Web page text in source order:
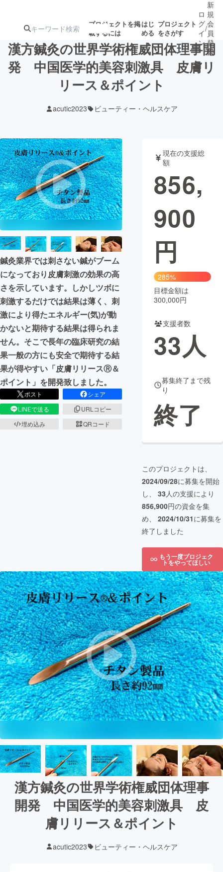
プロジェクトを掲
載するには
はじ
める
プロジェクト
をさがす
注目のリ 注目の新着プロ募集終了が近いプ
テクノロジー・ガジェット
映像・映画 書籍・雑誌
ビジネス・起業 チャレンジ
まちづくり・地域活性化
CAMPFIRE for Social Good
CAMPFIRE Creation
CAMPFIREふるさと納税machi-ya コミュニティ
ロ
グ
イ
ン
/
新
規
会
員
登
録
漢方鍼灸の世界学術権威団体理事開
発 中国医学的美容刺激具 皮膚リ
リース＆ポイント
acutic2023 ビューティー・ヘルスケア
鍼灸業界では刺さない鍼がブーム
になっており皮膚刺激の効果の高
さを示しています。しかしツボに
刺激するだけでは結果は薄く、刺
激により得たエネルギー(気)が動
かないと期待する結果は得られま
せん。そこで長年の臨床研究の結
果一般の方にも安全で期待する結
果が得やすい「皮膚リリースⓇ＆
ポイント」を開発致しました。
ポスト
シェア
LINEで送る
URLコピー
埋め込み
QRコード
現在の支援総
額
856,
900
円
285%
目標金額は
300,000円
支援者数
33人
募集終了まで残
り
終了
このプロジェクトは、
2024/09/28に募集を開始
し、 33人の支援により
856,900円の資金を集
め、 2024/10/31に募集を
終了しました
もう一度プロジェク
トをやってほしい
漢方鍼灸の世界学術権威団体理事
開発 中国医学的美容刺激具 皮
膚リリース＆ポイント
acutic2023 ビューティー・ヘルスケア